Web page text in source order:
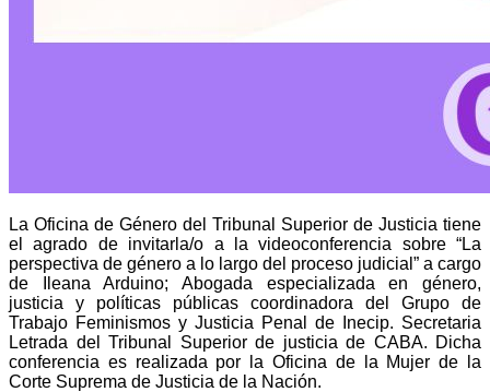
La Oficina de Género del Tribunal Superior de Justicia tiene
el agrado de invitarla/o a la videoconferencia sobre “La
perspectiva de género a lo largo del proceso judicial” a cargo
de Ileana Arduino; Abogada especializada en género,
justicia y políticas públicas coordinadora del Grupo de
Trabajo Feminismos y Justicia Penal de Inecip. Secretaria
Letrada del Tribunal Superior de justicia de CABA. Dicha
conferencia es realizada por la Oficina de la Mujer de la
Corte Suprema de Justicia de la Nación.